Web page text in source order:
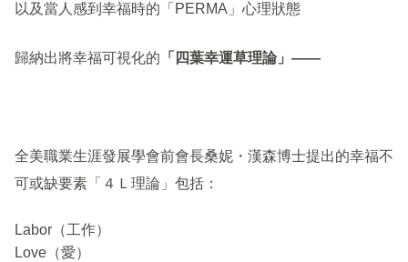
以及當人感到幸福時的「PERMA」心理狀態
歸納出將幸福可視化的 「四葉幸運草理論」——
全美職業生涯發展學會前會長桑妮・漢森博士提出的幸福不
可或缺要素「４Ｌ理論」包括：
Labor（工作）
Love（愛）